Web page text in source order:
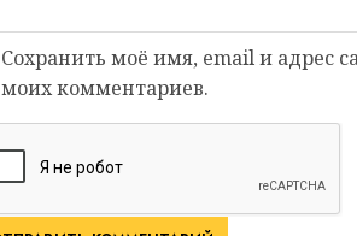
Сохранить моё имя, email и адрес
моих комментариев.